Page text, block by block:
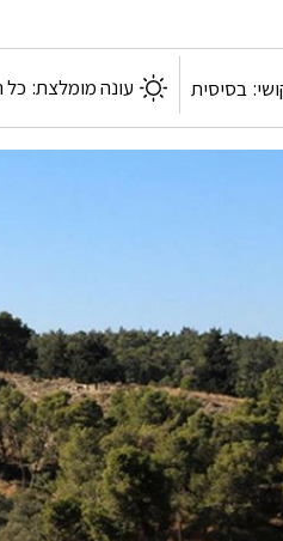
בסיסית עונה מומלצת: כל